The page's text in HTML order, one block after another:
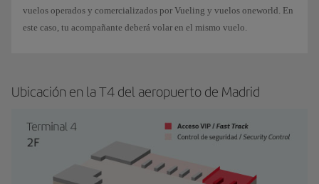
vuelos operados y comercializados por Vueling y vuelos oneworld. En
este caso, tu acompañante deberá volar en el mismo vuelo.
Ubicación en la T4 del aeropuerto de Madrid